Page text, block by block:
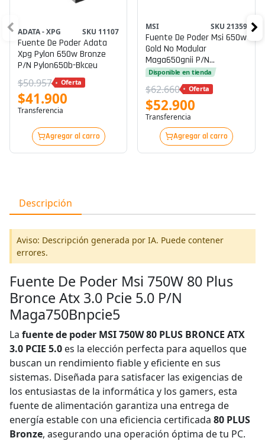
ADATA - XPG SKU 11107
Fuente De Poder Adata
Xpg Pylon 650w Bronze
P/n Pylon650b-Bkceu
$50.957 Oferta
$41.900
Transferencia
Agregar al carro
MSI SKU 21359
Fuente De Poder Msi 650w
Gold No Modular
Maga650gnii P/n
Mag650gnii
Disponible en tienda
$62.660 Oferta
$52.900
Transferencia
Agregar al carro
Descripción
Aviso: Descripción generada por IA. Puede contener
errores.
Fuente De Poder Msi 750W 80 Plus
Bronce Atx 3.0 Pcie 5.0 P/N
Maga750Bnpcie5
La fuente de poder MSI 750W 80 PLUS BRONCE ATX
3.0 PCIE 5.0 es la elección perfecta para aquellos que
buscan un rendimiento fiable y eficiente en sus
sistemas. Diseñada para satisfacer las exigencias de
los entusiastas de la informática y los gamers, esta
fuente de alimentación garantiza una entrega de
energía estable con una eficiencia certificada 80 PLUS
Bronze, asegurando una operación óptima de tu PC.